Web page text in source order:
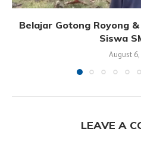
Belajar Gotong Royong
Siswa
August
LEAVE A